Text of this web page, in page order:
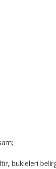
bukleleri